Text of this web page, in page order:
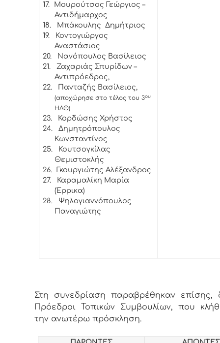
17.
Μουρούτσος Γεώργιος –
Αντιδήμαρχος
18.
Μπάκουλης Δημήτριος
19.
Κοντογιώργος
Αναστάσιος
20.
Νανόπουλος Βασίλειος
21.
Ζαχαριάς Σπυρίδων –
Αντιπρόεδρος,
22.
Πανταζής Βασίλειος,
(αποχώρησε στο τέλος του 3ου
ΗΔΘ)
23.
Κορδώσης Χρήστος
24.
Δημητρόπουλος
Κωνσταντίνος
25.
Κουτσογκίλας
Θεμιστοκλής
26.
Γκουργιώτης Αλέξανδρος
27.
Καραμαλίκη Μαρία
(Έρρικα)
28.
Ψηλογιαννόπουλος
Παναγιώτης
Στη συνεδρίαση παραβρέθηκαν επίσης,
Πρόεδροι Τοπικών Συμβουλίων, που
την ανωτέρω πρόσκληση.